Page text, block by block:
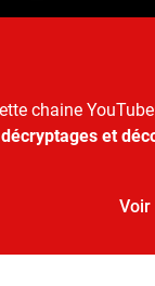
chaine
et
Voir